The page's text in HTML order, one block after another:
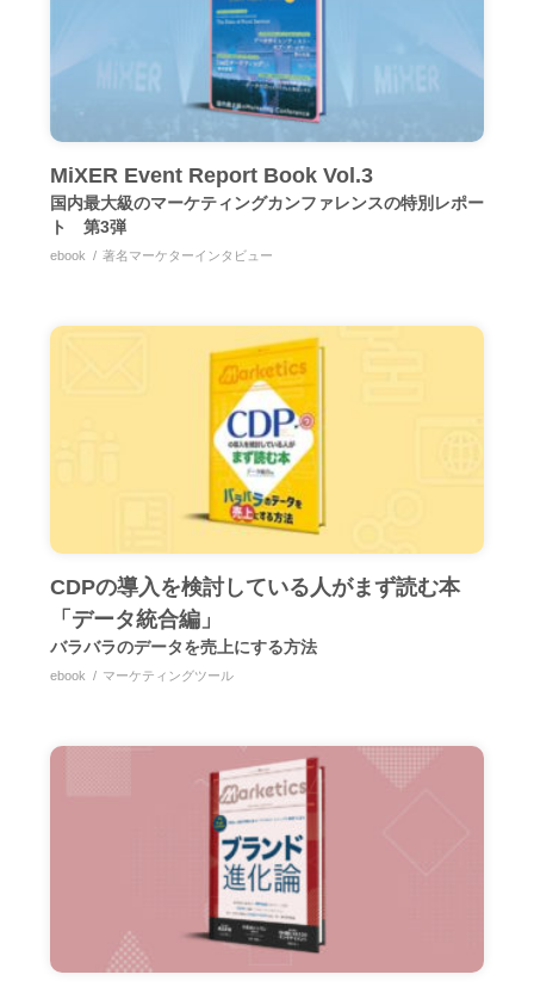
MiXER Event Report Book Vol.3
国内最大級のマーケティングカンファレンスの特別レポー
ト 第3弾
ebook 著名マーケターインタビュー
CDPの導入を検討している人がまず読む本
「データ統合編」
バラバラのデータを売上にする方法
ebook マーケティングツール